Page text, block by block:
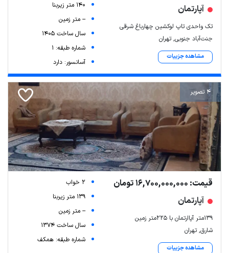
آپارتمان
تک واحدی تاپ لوکشین چهارباغ شرقی
جنت‌آباد جنوبی, تهران
مشاهده جزییات
140 متر زیربنا
-- متر زمین
سال ساخت 1405
شماره طبقه: 1
آسانسور: دارد
4 تصویر
قیمت: 16,700,000,000 تومان
آپارتمان
۱۳۹متر آپاارتمان با ۲۲۵متر زمین
شارق, تهران
مشاهده جزییات
2 خواب
139 متر زیربنا
-- متر زمین
سال ساخت 1374
شماره طبقه: همکف